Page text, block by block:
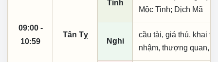
09:00 -
10:59
Tân Tỵ
Tinh
Mộc Tinh; Dịch Mã
Nghi
cầu tài, giá thú, khai
nhậm, thượng quan,